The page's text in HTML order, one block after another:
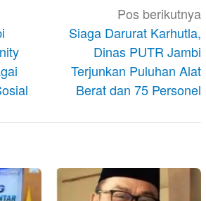
Pos berikutnya
Siaga Darurat Karhutla,
Dinas PUTR Jambi
Terjunkan Puluhan Alat
Berat dan 75 Personel